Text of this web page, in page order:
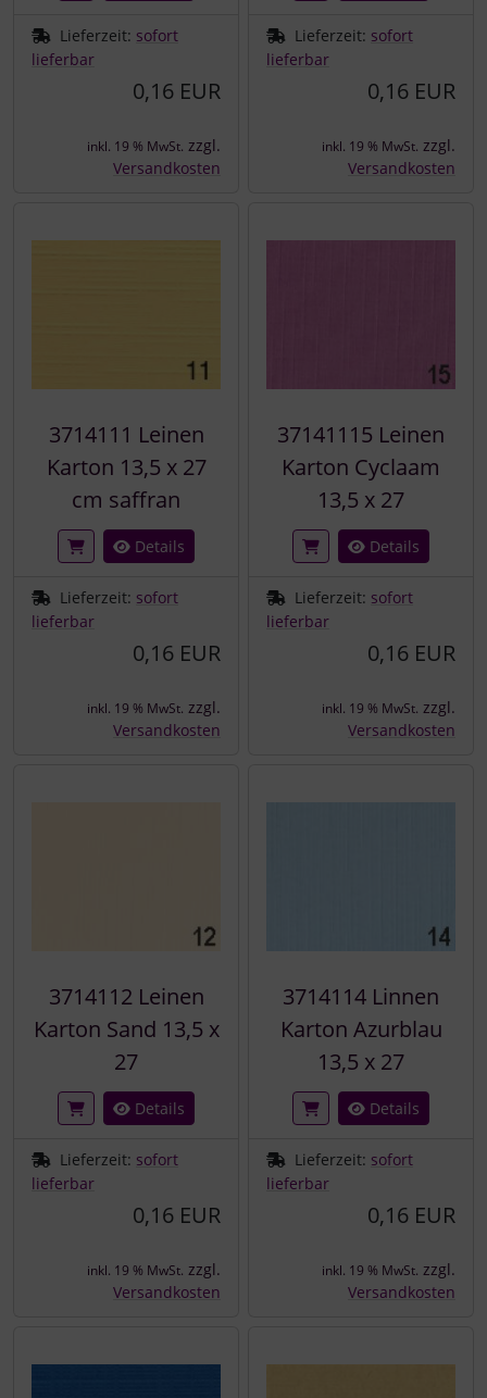
Lieferzeit: sofort
lieferbar
0,16 EUR
inkl. 19 % MwSt. zzgl.
Versandkosten
Lieferzeit: sofort
lieferbar
0,16 EUR
inkl. 19 % MwSt. zzgl.
Versandkosten
3714111 Leinen
Karton 13,5 x 27
cm saffran
Details
Lieferzeit: sofort
lieferbar
0,16 EUR
inkl. 19 % MwSt. zzgl.
Versandkosten
37141115 Leinen
Karton Cyclaam
13,5 x 27
Details
Lieferzeit: sofort
lieferbar
0,16 EUR
inkl. 19 % MwSt. zzgl.
Versandkosten
3714112 Leinen
Karton Sand 13,5 x
27
Details
Lieferzeit: sofort
lieferbar
0,16 EUR
inkl. 19 % MwSt. zzgl.
Versandkosten
3714114 Linnen
Karton Azurblau
13,5 x 27
Details
Lieferzeit: sofort
lieferbar
0,16 EUR
inkl. 19 % MwSt. zzgl.
Versandkosten